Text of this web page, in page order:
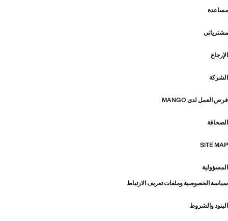
مساعدة
مشترياتي
الإرجاع
الشركة
فرص العمل لدى MANGO
الصحافة
SITE MAP
المسؤولية
سياسة الخصوصية وملفات تعريف الارتباط
البنود والشروط